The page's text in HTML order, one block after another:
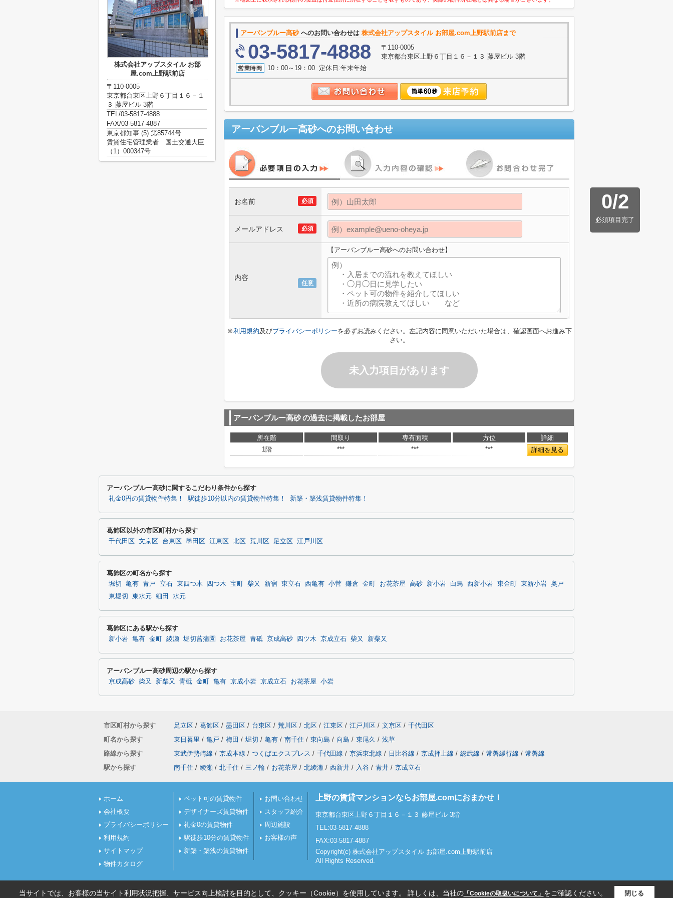
アーバンブルー高砂へのお問い合わせは 株式会社アップスタイル お部屋.com上野駅前店まで
03-5817-4888
〒110-0005
東京都台東区上野６丁目１６－１３ 藤屋ビル 3階
10：00～19：00 定休日:年末年始
アーバンブルー高砂へのお問い合わせ
0/2
必須項目完了
必須
お名前
必須
メールアドレス
任意
内容
【アーバンブルー高砂へのお問い合わせ】
※利用規約及びプライバシーポリシーを必ずお読みください。左記内容に同意いただいた場合は、確認画面へお進み下
さい。
未入力項目があります
アーバンブルー高砂の過去に掲載したお部屋
所在階 間取り 専有面積 方位
詳細
1階
*** *** *** 詳細を見る
株式会社アップスタイル お部
屋.com上野駅前店
〒110-0005
東京都台東区上野６丁目１６－１
３ 藤屋ビル 3階
TEL/03-5817-4888
FAX/03-5817-4887
東京都知事 (5) 第85744号
賃貸住宅管理業者 国土交通大臣
（1）000347号
アーバンブルー高砂に関するこだわり条件から探す
礼金0円の賃貸物件特集！ 駅徒歩10分以内の賃貸物件特集！ 新築・築浅賃貸物件特集！
葛飾区以外の市区町村から探す
千代田区 文京区 台東区 墨田区 江東区 北区 荒川区 足立区 江戸川区
葛飾区の町名から探す
堀切 亀有 青戸 立石 東四つ木 四つ木 宝町 柴又 新宿 東立石 西亀有 小菅 鎌倉 金町 お花茶屋 高砂 新小岩 白鳥 西新小岩 東金町 東新小岩 奥戸
東堀切
東水元 細田 水元
葛飾区にある駅から探す
新小岩 亀有 金町 綾瀬 堀切菖蒲園 お花茶屋 青砥 京成高砂 四ツ木 京成立石 柴又 新柴又
アーバンブルー高砂周辺の駅から探す
京成高砂 柴又 新柴又 青砥 金町 亀有 京成小岩 京成立石 お花茶屋 小岩
市区町村から探す 足立区 / 葛飾区 / 墨田区 / 台東区 / 荒川区 / 北区 / 江東区 / 江戸川区 / 文京区 / 千代田区
町名から探す
東日暮里 / 亀戸 / 梅田 / 堀切 / 亀有 / 南千住 / 東向島 / 向島 / 東尾久 / 浅草
路線から探す
東武伊勢崎線 / 京成本線 / つくばエクスプレス / 千代田線 / 京浜東北線 / 日比谷線 / 京成押上線 / 総武線 / 常磐緩行線 / 常磐線
駅から探す
南千住 / 綾瀬 / 北千住 / 三ノ輪 / お花茶屋 / 北綾瀬 / 西新井 / 入谷 / 青井 / 京成立石
ホーム
会社概要
プライバシーポリシー
利用規約
サイトマップ
物件カタログ
ペット可の賃貸物件
デザイナーズ賃貸物件
礼金0の賃貸物件
駅徒歩10分の賃貸物件
新築・築浅の賃貸物件
お問い合わせ
スタッフ紹介
周辺施設
お客様の声
上野の賃貸マンションならお部屋.comにおまかせ！
東京都台東区上野６丁目１６－１３ 藤屋ビル 3階
TEL:03-5817-4888
FAX:03-5817-4887
Copyright(c) 株式会社アップスタイル お部屋.com上野駅前店
All Rights Reserved.
当サイトでは、お客様の当サイト利用状況把握、サービス向上検討を目的として、クッキー（Cookie）を使用しています。 詳しくは、当社の「Cookieの取扱いについて」 をご確認ください。 閉じる